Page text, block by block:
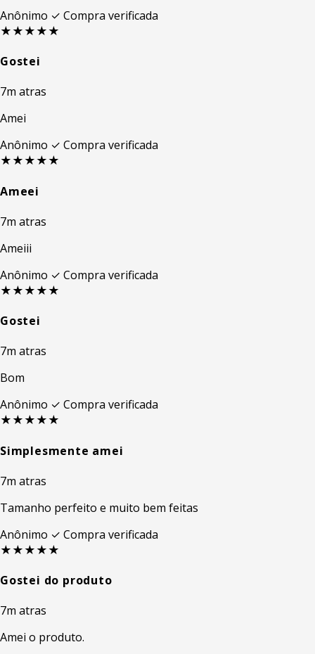
Anônimo ✓ Compra verificada
★★★★★
Gostei
7m atras
Amei
Anônimo ✓ Compra verificada
★★★★★
Ameei
7m atras
Ameiii
Anônimo ✓ Compra verificada
★★★★★
Gostei
7m atras
Bom
Anônimo ✓ Compra verificada
★★★★★
Simplesmente amei
7m atras
Tamanho perfeito e muito bem feitas
Anônimo ✓ Compra verificada
★★★★★
Gostei do produto
7m atras
Amei o produto.